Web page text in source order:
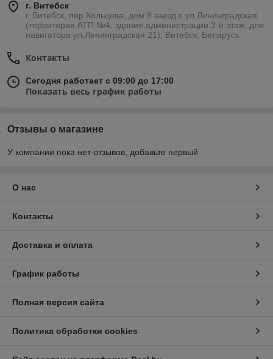
г. Витебск
г. Витебск, пер Кольцова, дом 8 заезд с ул.Ленинградская
(территория АТП №4, здание администрации 3-й этаж, для
навигатора ул.Ленинградская 21), Витебск, Беларусь
Контакты
Сегодня работает с 09:00 до 17:00
Показать весь график работы
Отзывы о магазине
У компании пока нет отзывов, добавьте первый
О нас
Контакты
Доставка и оплата
График работы
Полная версия сайта
Политика обработки cookies